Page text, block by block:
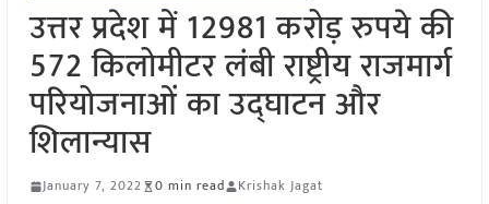
उत्तर प्रदेश में 12981 करोड़ रुपये की
572 किलोमीटर लंबी राष्ट्रीय राजमार्ग
परियोजनाओं का उद्घाटन और
शिलान्यास
January 7, 2022 0 min read Krishak Jagat